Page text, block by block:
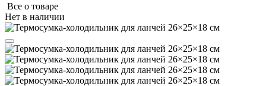
Все о товаре
Нет в наличии